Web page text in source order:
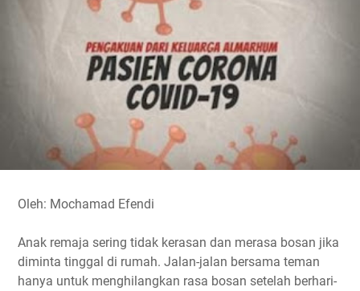
a
m
n
k
Oleh: Mochamad Efendi
Anak remaja sering tidak kerasan dan merasa bosan jika
diminta tinggal di rumah. Jalan-jalan bersama teman
hanya untuk menghilangkan rasa bosan setelah berhari-